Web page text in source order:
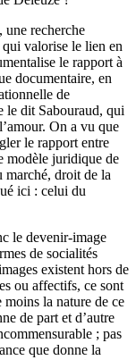
une recherche
valorise le lien en
le rapport à
documentaire, en
de
le dit Sabouraud, qui
On a vu que
le rapport entre
modèle juridique de
marché, droit de la
ici : celui du
le devenir-image
de socialités
existent hors de
ou affectifs, ce sont
la nature de ce
de part et d’autre
; pas
que donne la